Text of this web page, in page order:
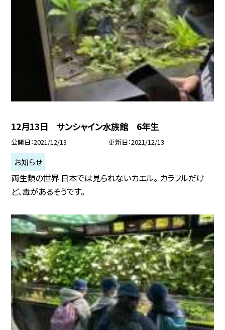
12月13日 サンシャイン水族館 6年生
公開日 2021/12/13 更新日 2021/12/13
お知らせ
両生類の世界 日本では見られないカエル。 カラフルだけ
ど、毒があるそうです。